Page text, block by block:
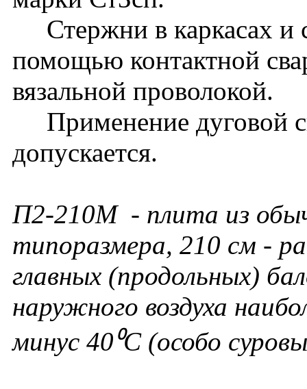
Стержни в каркасах и
помощью контактной
вязальной проволокой.
Применение дуговой
допускается.
П2-210М- плита из
типоразмера, 210 см -
главных (продольных)
наружного воздуха
минус 40⁰С (особо